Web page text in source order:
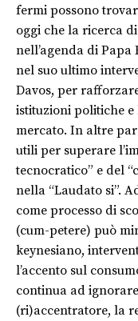
fermi possono
oggi che la ricerca
nell’agenda di
nel suo ultimo
Davos, per
istituzioni politiche
mercato. In altre
utili per superare
tecnocratico” e del
nella “Laudato si”.
come processo di
(cum-petere) può
keynesiano,
l’accento sul
continua ad
(ri)accentratore, la